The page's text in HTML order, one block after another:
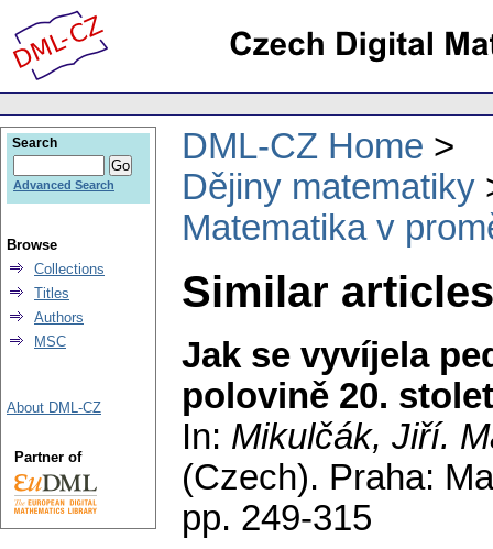
DML-CZ Home
Dějiny matematiky
Matematika v
Similar
Jak se vyvíjela
polovině 20.
In: Mikulčák, Jiří.
(Czech). Praha:
pp. 249-315
Search
Advanced Search
Browse
Collections
Titles
Authors
MSC
About DML-CZ
Partner of